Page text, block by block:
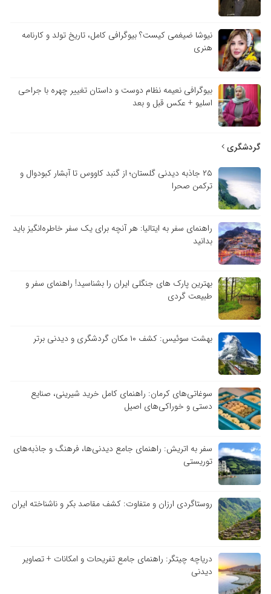
نیوشا ضیغمی کیست؟ بیوگرافی کامل، تاریخ تولد و کارنامه
هنری
بیوگرافی نعیمه نظام دوست و داستان تغییر چهره با جراحی
اسلیو + عکس قبل و بعد
گردشگری
۲۵ جاذبه دیدنی گلستان؛ از گنبد کاووس تا آبشار کبودوال و
ترکمن صحرا
راهنمای سفر به ایتالیا: هر آنچه برای یک سفر خاطره‌انگیز باید
بدانید
بهترین پارک های جنگلی ایران را بشناسید! راهنمای سفر و
طبیعت گردی
بهشت سوئیس: کشف ۱۰ مکان گردشگری و دیدنی برتر
سوغاتی‌های کرمان: راهنمای کامل خرید شیرینی، صنایع
دستی و خوراکی‌های اصیل
سفر به اتریش: راهنمای جامع دیدنی‌ها، فرهنگ و جاذبه‌های
توریستی
روستاگردی ارزان و متفاوت: کشف مقاصد بکر و ناشناخته ایران
دریاچه چیتگر: راهنمای جامع تفریحات و امکانات + تصاویر
دیدنی